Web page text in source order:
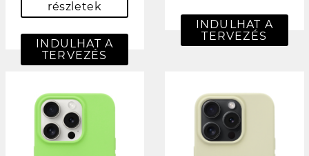
részletek
INDULHAT A
TERVEZÉS
INDULHAT A
TERVEZÉS